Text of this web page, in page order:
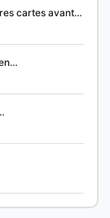
cartes avant…